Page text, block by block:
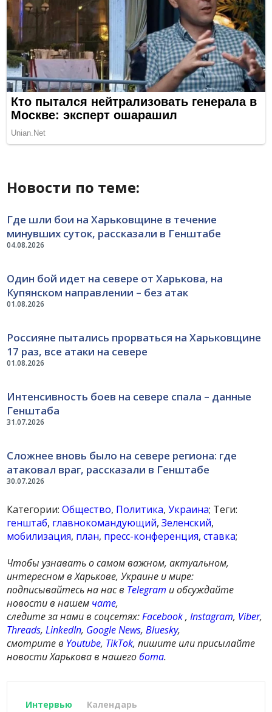
Новости по теме:
04.08.2026
Где шли бои на Харьковщине в течение
минувших суток, рассказали в Генштабе
01.08.2026
Один бой идет на севере от Харькова, на
Купянском направлении – без атак
01.08.2026
Россияне пытались прорваться на Харьковщине
17 раз, все атаки на севере
31.07.2026
Интенсивность боев на севере спала – данные
Генштаба
30.07.2026
Сложнее вновь было на севере региона: где
атаковал враг, рассказали в Генштабе
Категории:Общество, Политика,Украина; Теги:
генштаб, главнокомандующий,Зеленский,
мобилизация, план, пресс-конференция,ставка;
Чтобы узнавать о самом важном, актуальном,
интересном в Харькове, Украине и мире:
подписывайтесь на нас в Telegram и обсуждайте
новости в нашем чате,
следите за нами в соцсетях:Facebook,Instagram, Viber,
Threads,LinkedIn, Google News,Bluesky,
смотрите в Youtube, TikTok, пишите или присылайте
новости Харькова в нашегобота.
Интервью Календарь